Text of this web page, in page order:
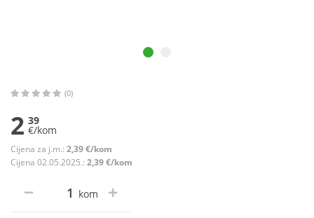
(0)
2 39
€/kom
Cijena za j.m.: 2,39 €/kom
Cijena 02.05.2025.: 2,39 €/kom
kom